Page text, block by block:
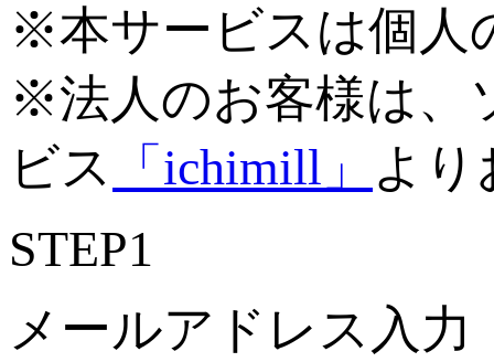
※本サービスは個人
※法人のお客様は、
ビス
「ichimill」 より
STEP1
メールアドレス入力